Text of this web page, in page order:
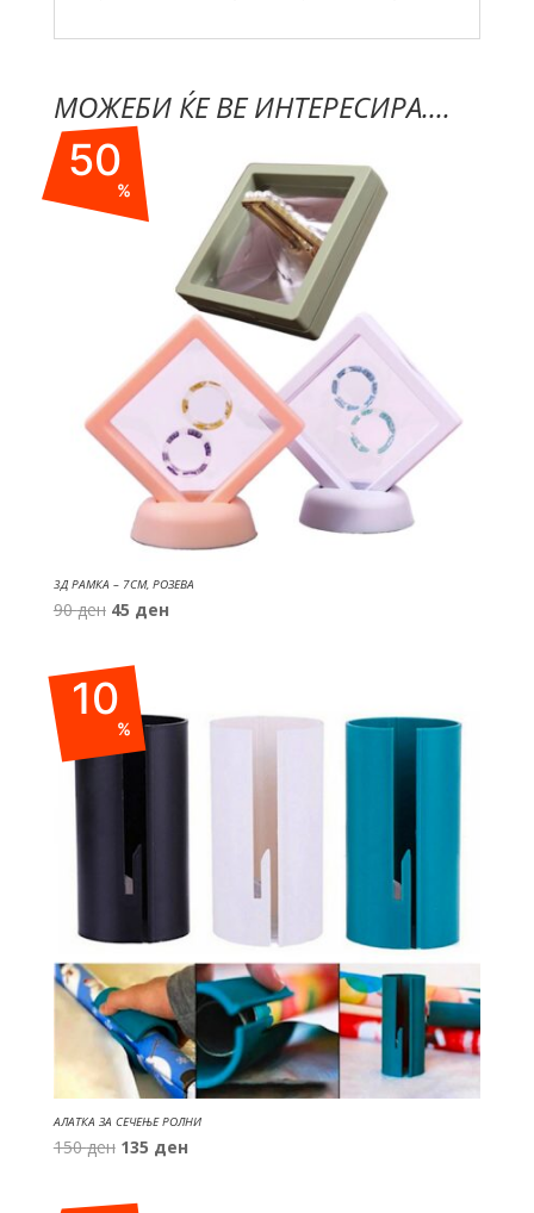
МОЖЕБИ ЌЕ ВЕ ИНТЕРЕСИРА....
50
%
3Д РАМКА – 7СМ, РОЗЕВА
90ден Original
was:
90 ден.
45 денCurrent
10
%
АЛАТКА ЗА СЕЧЕЊЕ РОЛНИ
150ден Original
was:
135 денCurrent